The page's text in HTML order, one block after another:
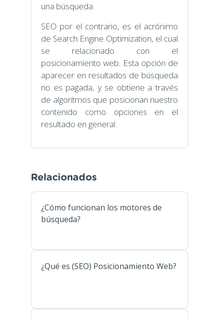
una búsqueda.
SEO por el contrario, es el acrónimo
de Search Engine Optimization, el cual
se relacionado con el
posicionamiento web. Esta opción de
aparecer en resultados de búsqueda
no es pagada, y se obtiene a través
de algoritmos que posicionan nuestro
contenido como opciones en el
resultado en general.
Relacionados
¿Cómo funcionan los motores de
búsqueda?
¿Qué es (SEO) Posicionamiento Web?